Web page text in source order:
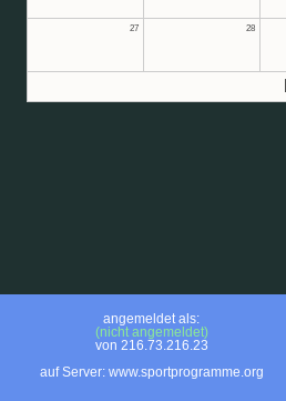
27 28
angemeldet als:
(nicht angemeldet)
von 216.73.216.23
auf Server: www.sportprogramme.org